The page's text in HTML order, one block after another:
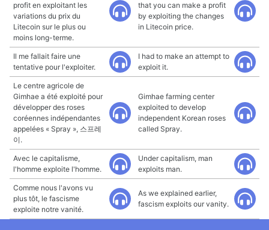
profit en exploitant les
variations du prix du
Litecoin sur le plus ou
moins long-terme.
that you can make a profit
by exploiting the changes
in Litecoin price.
Il me fallait faire une
tentative pour l'exploiter.
I had to make an attempt to
exploit it.
Le centre agricole de
Gimhae a été exploité pour
développer des roses
coréennes indépendantes
appelées « Spray », 스프레
이.
Gimhae farming center
exploited to develop
independent Korean roses
called Spray.
Avec le capitalisme,
l'homme exploite l'homme.
Under capitalism, man
exploits man.
Comme nous l'avons vu
plus tôt, le fascisme
exploite notre vanité.
As we explained earlier,
fascism exploits our vanity.